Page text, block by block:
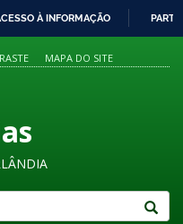
À INFORMAÇÃO
MAPA DO SITE